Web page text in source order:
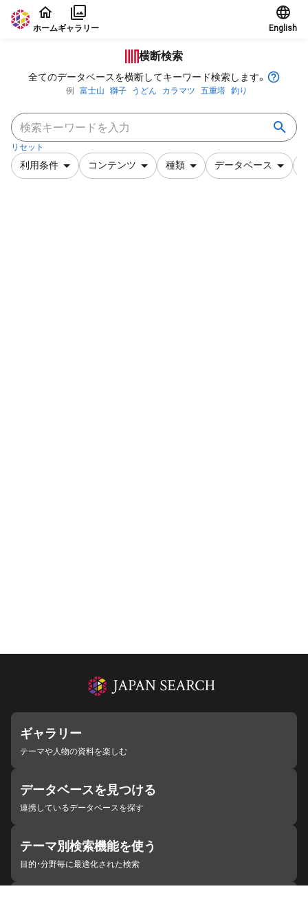
本文に飛ぶ
ホームギャラリー English
横断検索
全てのデータベースを横断してキーワード検索します。
例 富士山 獅子 うどん カラマツ 五重塔 釣り
リセット
利用条件 コンテンツ 種類 データベース
ギャラリー
テーマや人物の資料を楽しむ
データベースを見つける
連携しているデータベースを探す
テーマ別検索機能を使う
目的・分野毎に最適化された検索